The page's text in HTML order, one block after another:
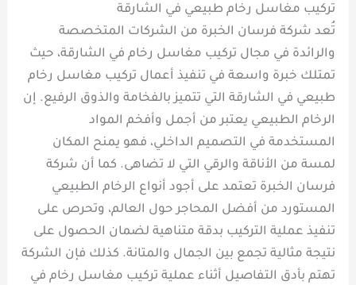
تركيب مغاسل رخام طبيعي في الشارقة
تُعد شركة فرسان الخبرة من الشركات المتخصصة
والرائدة في مجال تركيب مغاسل رخام في الشارقة، حيث
تمتلك خبرة واسعة في تنفيذ أعمال تركيب مغاسل رخام
طبيعي في الشارقة التي تتميز بالفخامة والذوق الرفيع. إن
الرخام الطبيعي يعتبر من أجمل وأفخم المواد
المستخدمة في التصميم الداخلي، فهو يمنح المكان
لمسة من الأناقة والرقي التي لا تضاهى. كما أن شركة
فرسان الخبرة تعتمد على أجود أنواع الرخام الطبيعي
المستورد من أفضل المحاجر حول العالم، وتحرص على
تنفيذ عملية التركيب بدقة متناهية لضمان الحصول على
نتيجة مثالية تجمع بين الجمال والمتانة. كذلك فإن الشركة
تهتم بأدق التفاصيل أثناء عملية تركيب مغاسل رخام في